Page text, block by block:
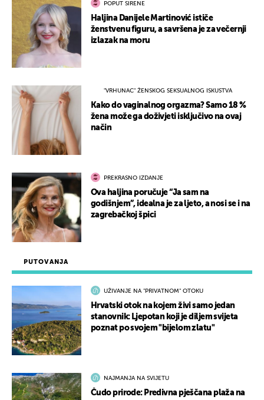
PUTOVANJA
UŽIVANJE NA "PRIVATNOM" OTOKU
Hrvatski otok na kojem živi samo jedan
stanovnik: Ljepotan koji je diljem svijeta
poznat po svojem "bijelom zlatu"
NAJMANJA NA SVIJETU
Čudo prirode: Predivna pješčana plaža na
POPUT SIRENE
Haljina Danijele Martinović ističe
ženstvenu figuru, a savršena je za večernji
izlazak na moru
"VRHUNAC" ŽENSKOG SEKSUALNOG ISKUSTVA
Kako do vaginalnog orgazma? Samo 18 %
žena može ga doživjeti isključivo na ovaj
način
PREKRASNO IZDANJE
Ova haljina poručuje “Ja sam na
godišnjem”, idealna je za ljeto, a nosi se i na
zagrebačkoj špici